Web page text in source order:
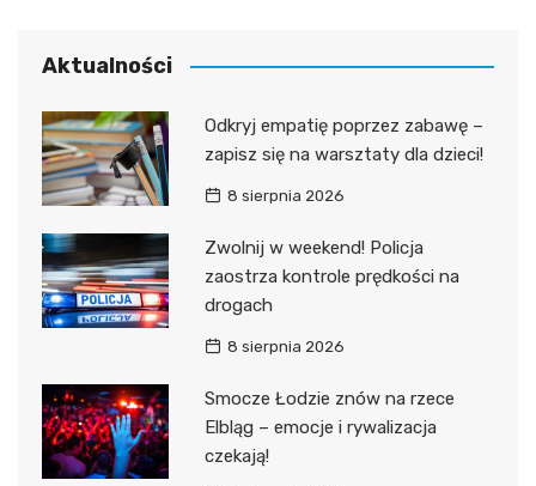
Aktualności
Odkryj empatię poprzez zabawę –
zapisz się na warsztaty dla dzieci!
8 sierpnia 2026
Zwolnij w weekend! Policja
zaostrza kontrole prędkości na
drogach
8 sierpnia 2026
Smocze Łodzie znów na rzece
Elbląg – emocje i rywalizacja
czekają!